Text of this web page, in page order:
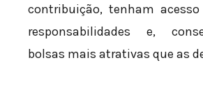
contribuição, tenham
responsabilidades e,
bolsas mais atrativas que as